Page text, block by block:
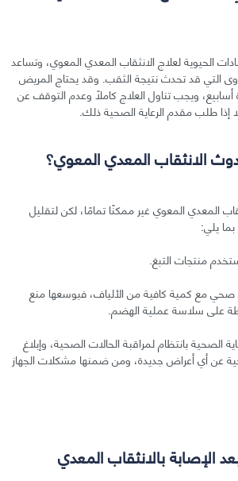
الحيوية لعلاج الانثقاب المعدي المعوي، وتساعد
التي قد تحدث نتيجة الثقب. وقد يحتاج المريض
أسابيع، ويجب تناول العلاج كاملًا وعدم التوقف عن
إذا طلب مقدم الرعاية الصحية ذلك.
الانثقاب المعدي المعوي؟
المعدي المعوي غير ممكنًا تمامًا، لكن لتقليل
يلي:
منتجات التبغ.
صحي مع كمية كافية من الألياف، فبوسعها منع
على سلاسة عملية الهضم.
الصحية بانتظام لمراقبة الحالات الصحية، وإبلاغ
عن أي أعراض جديدة، ومن ضمنها مشكلات الجهاز
الإصابة بالانثقاب المعدي